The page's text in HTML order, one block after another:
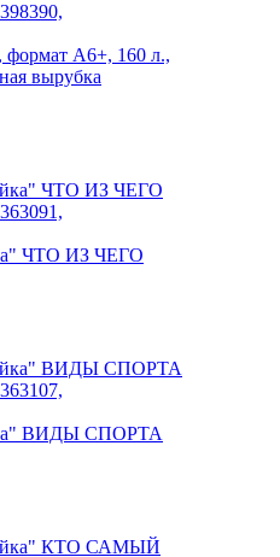
А6+, 160 л.,
вырубка
ЧТО ИЗ ЧЕГО
ВИДЫ СПОРТА